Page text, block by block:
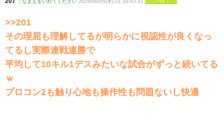
: なまえをいれてください 2025/06/05(木) 21:30:43.41 ID:OzfML1t70
>>201
その理屈も理解してるが明らかに視認性が良くなっ
てるし実際連戦連勝で
平均して10キル1デスみたいな試合がずっと続いてる
ｗ
プロコン2も触り心地も操作性も問題ないし快適